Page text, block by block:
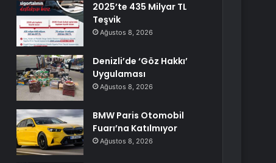
2025’te 435 Milyar TL
Teşvik
Ağustos 8, 2026
Denizli’de ‘Göz Hakkı’
Uygulaması
Ağustos 8, 2026
BMW Paris Otomobil
Fuarı’na Katılmıyor
Ağustos 8, 2026